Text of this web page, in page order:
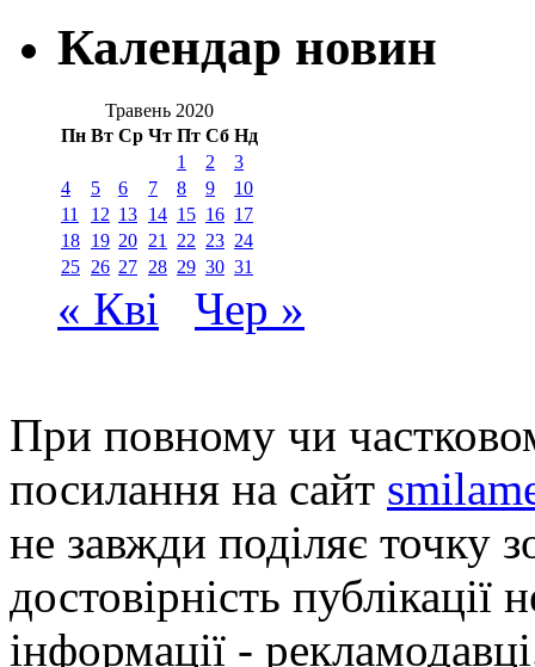
Календар новин
Травень 2020
Пн Вт Ср Чт Пт Сб Нд
1
2
3
4
5 6 7 8 9
10
11
12 13 14 15 16 17
18 19 20 21 22 23 24
25 26 27 28 29 30 31
« Кві Чер »
При повному чи
посилання на сайт
не завжди поділяє точку
достовірність публікації
інформації -